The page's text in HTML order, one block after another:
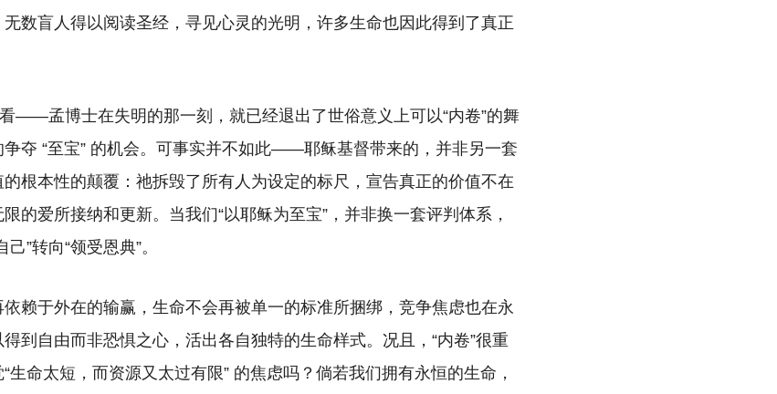
数盲人得以阅读圣经，寻见心灵的光明，许多生命也因此得到了真正
——孟博士在失明的那一刻，就已经退出了世俗意义上可以“内卷”的舞
夺 “至宝” 的机会。可事实并不如此——耶稣基督带来的，并非另一套
根本性的颠覆：祂拆毁了所有人为设定的标尺，宣告真正的价值不在
的爱所接纳和更新。当我们“以耶稣为至宝”，并非换一套评判体系，
”转向“领受恩典”。
赖于外在的输赢，生命不会再被单一的标准所捆绑，竞争焦虑也在永
到自由而非恐惧之心，活出各自独特的生命样式。况且，“内卷”很重
生命太短，而资源又太过有限” 的焦虑吗？倘若我们拥有永恒的生命，